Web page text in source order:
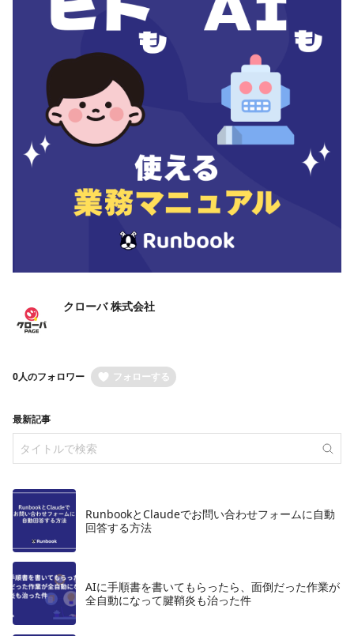
クローバ 株式会社
0人のフォロワー フォローする
最新記事
RunbookとClaudeでお問い合わせフォームに自動
回答する方法
AIに手順書を書いてもらったら、面倒だった作業が
全自動になって腱鞘炎も治った件